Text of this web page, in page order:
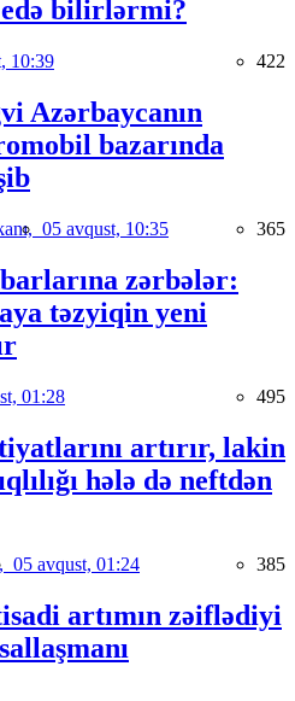
bilirlərmi?
10:39 422
Azərbaycanın
bazarında
05 avqust, 10:35 365
zərbələr:
təzyiqin yeni
01:28 495
artırır, lakin
hələ də neftdən
05 avqust, 01:24 385
artımın zəiflədiyi